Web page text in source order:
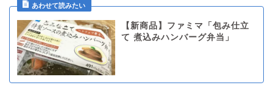
【新商品】ファミマ「包み仕立
て 煮込みハンバーグ弁当」